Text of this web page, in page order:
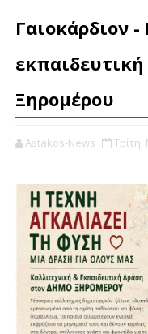
Γαιοκάρδιον
Ξηρομέρου
Astakos-News Τρίτη,